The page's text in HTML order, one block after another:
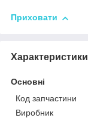
Приховати
Характеристики
Основні
Код запчастини
Виробник